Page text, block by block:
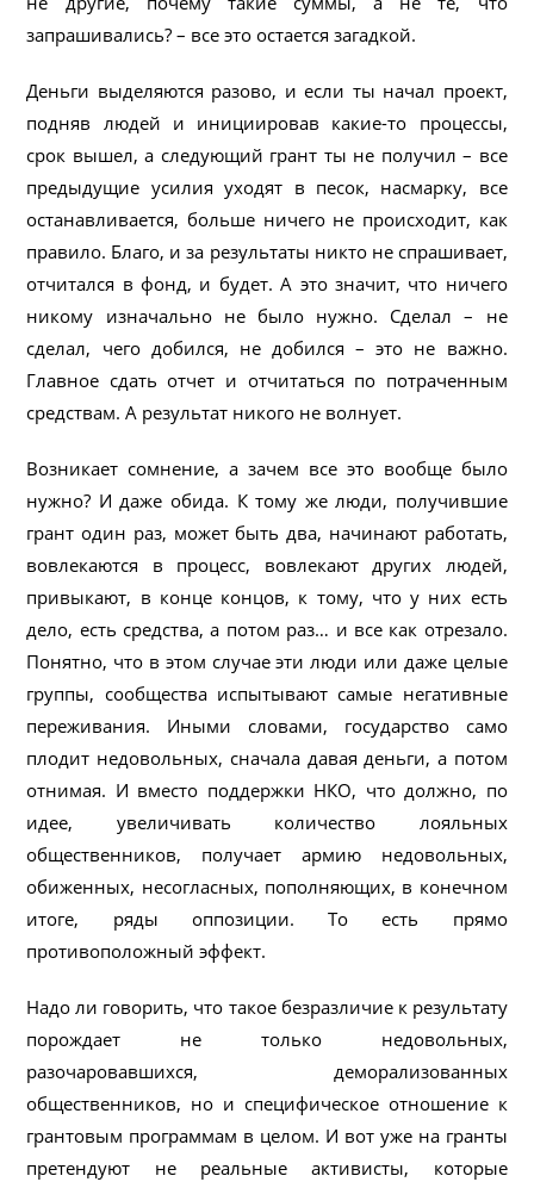
запрашивались? – все это остается загадкой.
Деньги выделяются разово, и если ты начал проект,
подняв людей и инициировав какие-то процессы,
срок вышел, а следующий грант ты не получил – все
предыдущие усилия уходят в песок, насмарку, все
останавливается, больше ничего не происходит, как
правило. Благо, и за результаты никто не спрашивает,
отчитался в фонд, и будет. А это значит, что ничего
никому изначально не было нужно. Сделал – не
сделал, чего добился, не добился – это не важно.
Главное сдать отчет и отчитаться по потраченным
средствам. А результат никого не волнует.
Возникает сомнение, а зачем все это вообще было
нужно? И даже обида. К тому же люди, получившие
грант один раз, может быть два, начинают работать,
вовлекаются в процесс, вовлекают других людей,
привыкают, в конце концов, к тому, что у них есть
дело, есть средства, а потом раз… и все как отрезало.
Понятно, что в этом случае эти люди или даже целые
группы, сообщества испытывают самые негативные
переживания. Иными словами, государство само
плодит недовольных, сначала давая деньги, а потом
отнимая. И вместо поддержки НКО, что должно, по
идее, увеличивать количество лояльных
общественников, получает армию недовольных,
обиженных, несогласных, пополняющих, в конечном
итоге, ряды оппозиции. То есть прямо
противоположный эффект.
Надо ли говорить, что такое безразличие к результату
порождает не только недовольных,
разочаровавшихся, деморализованных
общественников, но и специфическое отношение к
грантовым программам в целом. И вот уже на гранты
претендуют не реальные активисты, которые